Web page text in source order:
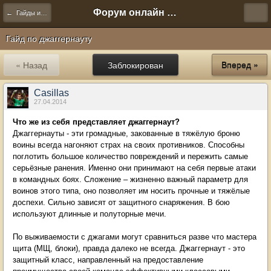
← Гайды и другое Форум онлайн игры "Новая Эра" (Нюра Биз)
Гайд по джаггернауту
Заблокирован
« Назад Вперед »
Casillas
27.04.2014
Что же из себя представляет джаггернаут?
Джаггернауты - эти громадные, закованные в тяжёлую броню
воины всегда нагоняют страх на своих противников. Способны
поглотить большое количество повреждений и пережить самые
серьёзные ранения. Именно они принимают на себя первые атаки
в командных боях. Сложение – жизненно важный параметр для
воинов этого типа, оно позволяет им носить прочные и тяжёлые
доспехи. Сильно зависят от защитного снаряжения. В бою
используют длинные и полуторные мечи.
По выживаемости с джагами могут сравниться разве что мастера
щита (МЩ, блоки), правда далеко не всегда. Джаггернаут - это
защитный класс, направленный на предоставление